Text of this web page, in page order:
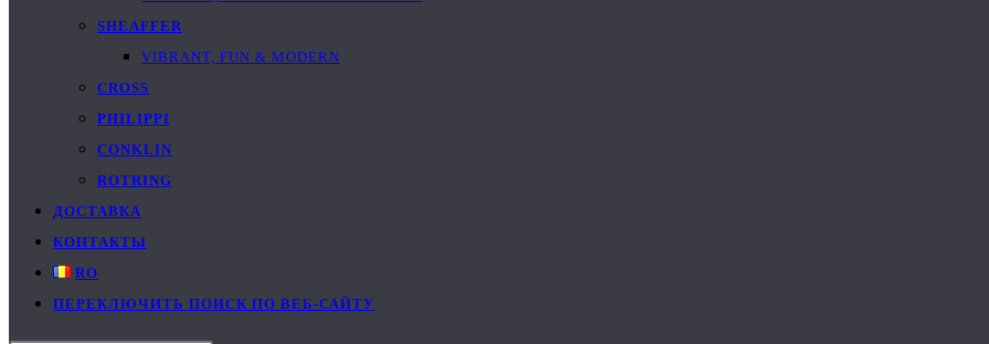
SHEAFFER
VIBRANT, FUN & MODERN
CROSS
PHILIPPI
CONKLIN
ROTRING
ДОСТАВКА
КОНТАКТЫ
RO
ПЕРЕКЛЮЧИТЬ ПОИСК ПО ВЕБ-САЙТУ